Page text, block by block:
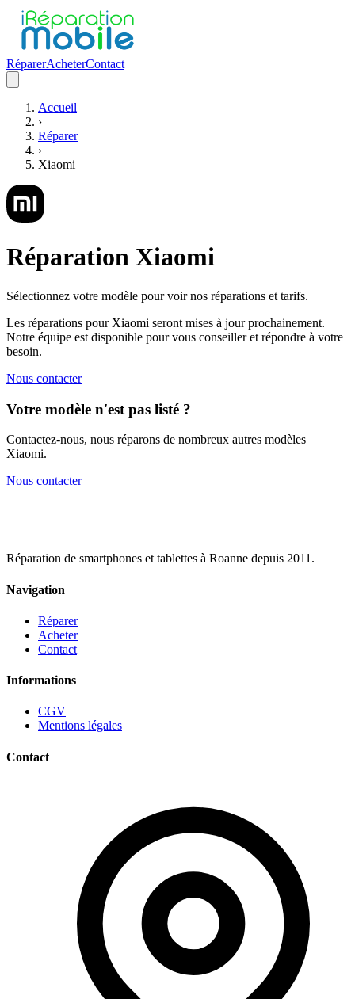
RéparerAcheterContact
Accueil
›
Réparer
›
Xiaomi
Réparation Xiaomi
Sélectionnez votre modèle pour voir nos réparations et tarifs.
Les réparations pour Xiaomi seront mises à jour prochainement.
Notre équipe est disponible pour vous conseiller et répondre à votre
besoin.
Nous contacter
Votre modèle n'est pas listé ?
Contactez-nous, nous réparons de nombreux autres modèles
Xiaomi.
Nous contacter
Réparation de smartphones et tablettes à Roanne depuis 2011.
Navigation
Réparer
Acheter
Contact
Informations
CGV
Mentions légales
Contact